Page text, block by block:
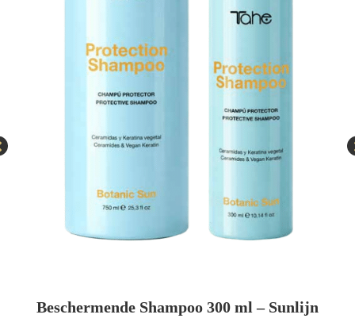
Beschermende Shampoo 300 ml – Sunlijn